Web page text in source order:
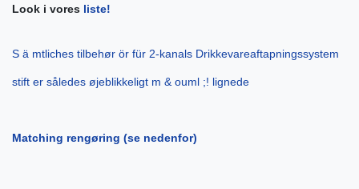
Look i vores liste!
S ä mtliches tilbehør ör für 2-kanals Drikkevareaftapningssystem
stift er således øjeblikkeligt m & ouml ;! lignede
Matching rengøring (se nedenfor)